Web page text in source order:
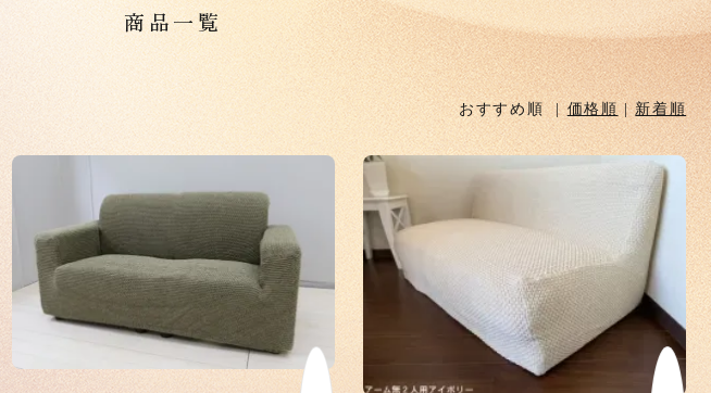
商品一覧
おすすめ順 |価格順|新着順